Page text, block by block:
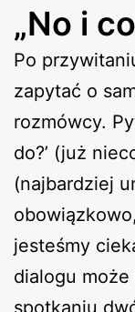
„No i
Po
zapytać o
rozmówcy.
do?’ (już
(najbardziej
jesteśmy
dialogu
spotkaniu